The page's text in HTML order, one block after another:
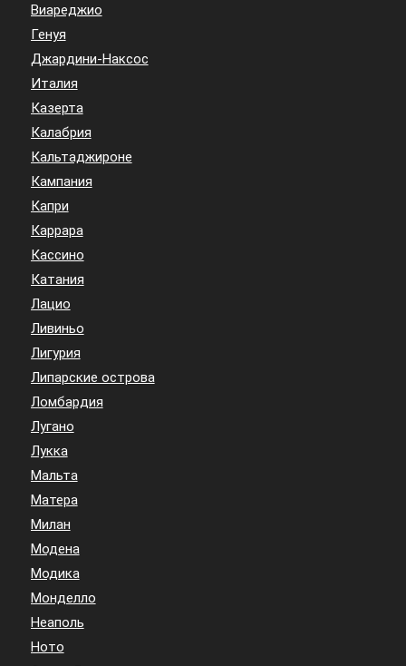
Виареджио
Генуя
Джардини-Наксос
Италия
Казерта
Калабрия
Кальтаджироне
Кампания
Капри
Каррара
Кассино
Катания
Лацио
Ливиньо
Лигурия
Липарские острова
Ломбардия
Лугано
Лукка
Мальта
Матера
Милан
Модена
Модика
Монделло
Неаполь
Ното